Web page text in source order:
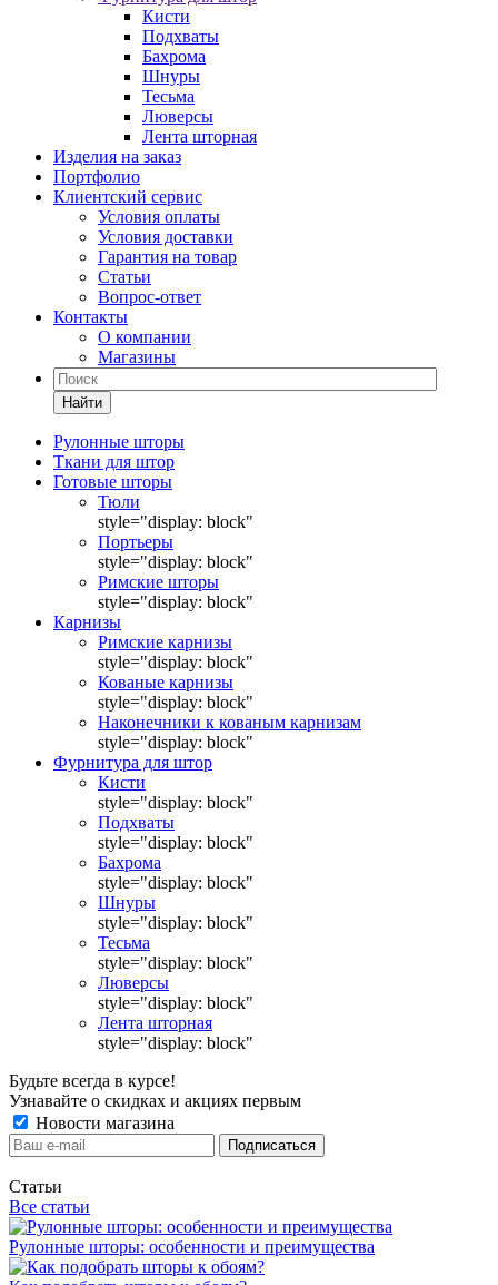
Кисти
Подхваты
Бахрома
Шнуры
Тесьма
Люверсы
Лента шторная
Изделия на заказ
Портфолио
Клиентский сервис
Условия оплаты
Условия доставки
Гарантия на товар
Статьи
Вопрос-ответ
Контакты
О компании
Магазины
Найти
Рулонные шторы
Ткани для штор
Готовые шторы
Тюли
style="display: block"
Портьеры
style="display: block"
Римские шторы
style="display: block"
Карнизы
Римские карнизы
style="display: block"
Кованые карнизы
style="display: block"
Наконечники к кованым карнизам
style="display: block"
Фурнитура для штор
Кисти
style="display: block"
Подхваты
style="display: block"
Бахрома
style="display: block"
Шнуры
style="display: block"
Тесьма
style="display: block"
Люверсы
style="display: block"
Лента шторная
style="display: block"
Будьте всегда в курсе!
Узнавайте о скидках и акциях первым
Новости магазина
Статьи
Все статьи
Рулонные шторы: особенности и преимущества